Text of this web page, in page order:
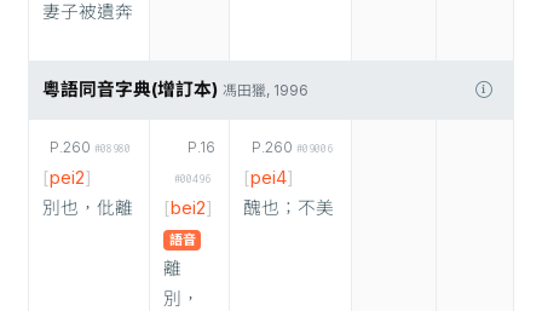
妻子被遺奔
粵語同音字典(增訂本) 馮田獵, 1996
P.260 #08980
[pei2]
別也，仳離
P.16
#00496
[bei2]
語音
離
別，
P.260 #09006
[pei4]
醜也；不美